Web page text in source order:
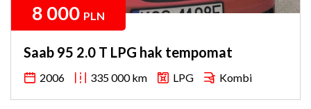
8 000 PLN
Saab 95 2.0 T LPG hak tempomat
2006 335 000 km LPG Kombi